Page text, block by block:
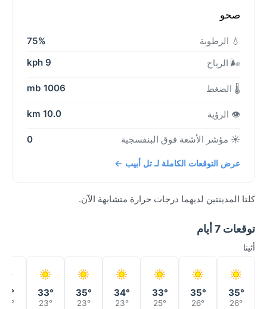
صحو
💧 الرطوبة
75%
🌬️ الرياح
9 kph
🌡️ الضغط 1006 mb
👁️ الرؤية 10.0 km
☀️ مؤشر الأشعة فوق البنفسجية 0
عرض التوقعات الكاملة لـ تل أبيب ←
كلتا المدينتين لديهما درجات حرارة متشابهة الآن.
توقعات 7 أيام
أثينا
35°
26°
35°
26°
33°
25°
34°
23°
35°
23°
33°
23°
31°
23°